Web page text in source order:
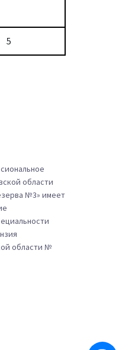
5
области
№3» имеет
области №